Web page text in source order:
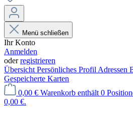
Menü schließen
Ihr Konto
Anmelden
oderregistrieren
Übersicht Persönliches Profil Adressen
Gespeicherte Karten
0,00 € Warenkorb enthält 0
0,00 €.